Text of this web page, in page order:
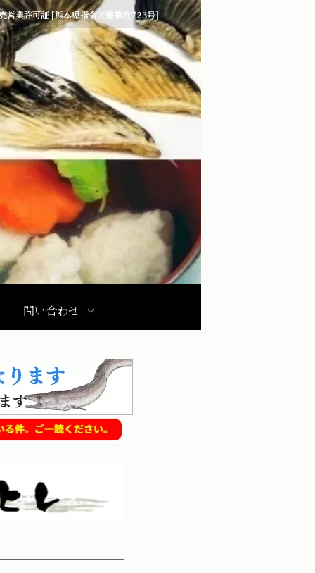
営業許可証 [熊本県指令天保第食723号]
料無料贈答商品一覧
ヒレ)とらふぐ贈答用「福」(ふぐ刺し|ちり鍋|ふぐしゃぶ他)とらふぐ贈答用「梅」(ちり鍋|ふぐ唐揚げ|すり身とらふぐ贈答用「竹」(ちり鍋/しゃぶ|
唐揚げ|すり身他)
鮮魚商品一覧
イサキ車エビカワハギヒオウギ貝あわびカンパチ
客様の声 メディア
問い合わせ